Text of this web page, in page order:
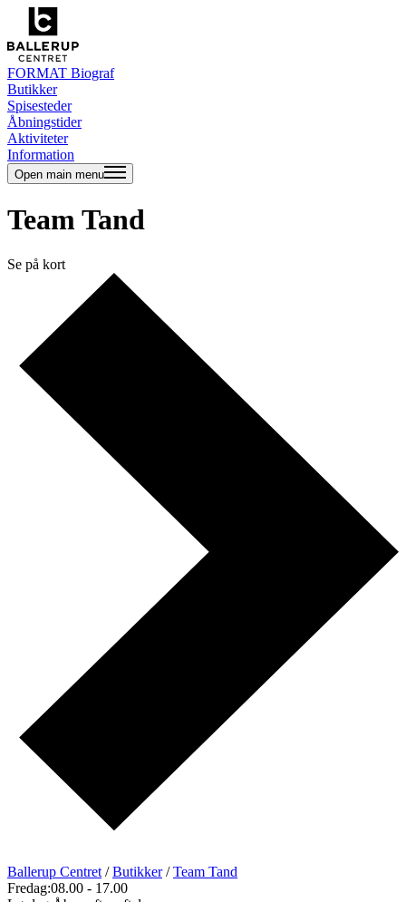
FORMAT Biograf
Butikker
Spisesteder
Åbningstider
Aktiviteter
Information
Open main menu
Team Tand
Se på kort
Ballerup Centret /Butikker/Team Tand
Fredag:08.00 - 17.00